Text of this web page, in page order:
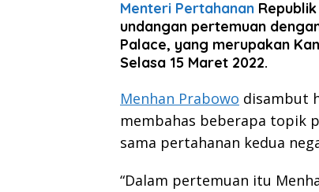
Menteri Pertahanan
undangan pertemuan
Palace, yang merupakan
Selasa 15 Maret 2022.
Menhan Prabowo disambut
membahas beberapa topik
sama pertahanan kedua
“Dalam pertemuan itu